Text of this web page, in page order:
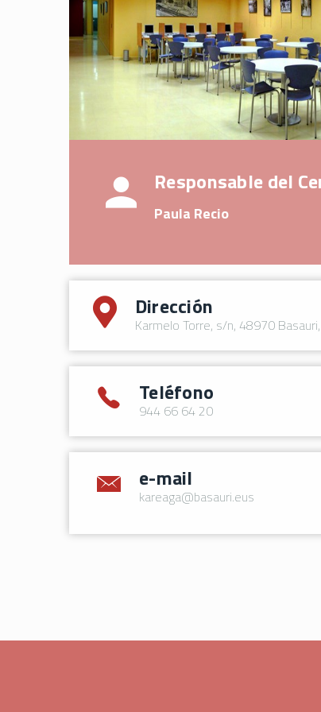
Responsable del
Paula Recio
Dirección
Karmelo Torre, s/n, 48970
Teléfono
944 66 64 20
e-mail
kareaga@basauri.eus